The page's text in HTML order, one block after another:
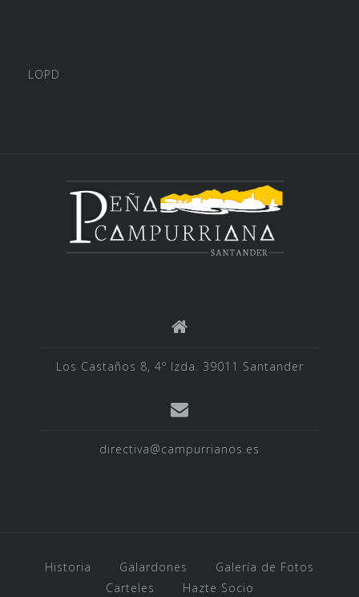
LOPD
Los Castaños 8, 4º Izda. 39011 Santander
directiva@campurrianos.es
Historia Galardones
Galería de Fotos
Carteles
Hazte Socio